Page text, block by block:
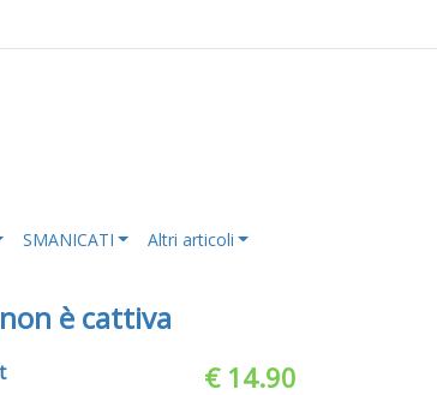
SMANICATI Altri articoli
è cattiva
€ 14.90